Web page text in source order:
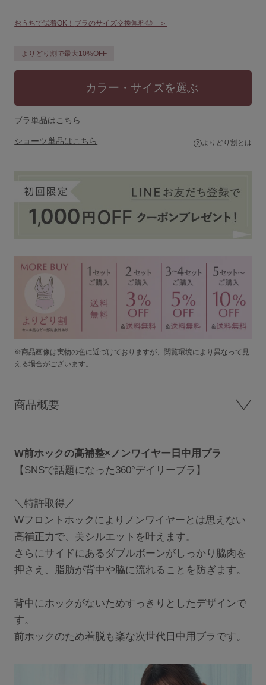
バストケアコスメ
ランキング
おすすめ特集
セール
定期便
COOL ITEM
SERVICE
ブラ交換&返品について
よくある質問・お問い合わせ
サイズガイド
着用方法
おうちで試着OK！ ブラのサイズ交換無料◎ ＞
よりどり割で最大10%OFF
カラー・サイズを選ぶ
ブラ単品はこちら
ショーツ単品はこちら よりどり割とは
※商品画像は実物の色に近づけておりますが、閲覧環境により異なって見
える場合がございます。
商品概要
W前ホックの高補整×ノンワイヤー日中用ブラ
【SNSで話題になった360°デイリーブラ】
＼特許取得／
Wフロントホックによりノンワイヤーとは思えない
高補正力で、美シルエットを叶えます。
さらにサイドにあるダブルボーンがしっかり脇肉を
押さえ、脂肪が背中や脇に流れることを防ぎます。
背中にホックがないためすっきりとしたデザインで
す。
前ホックのため着脱も楽な次世代日中用ブラです。